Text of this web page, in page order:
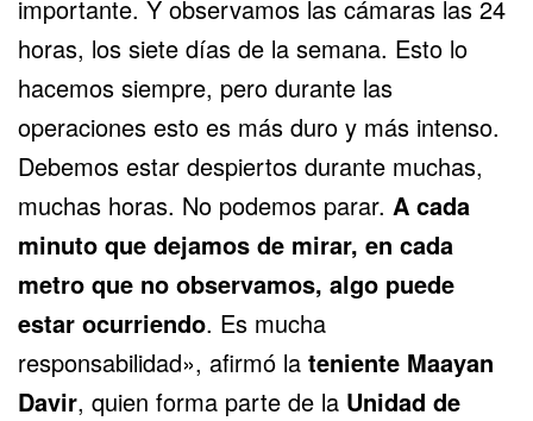
importante. Y observamos las cámaras las 24
horas, los siete días de la semana. Esto lo
hacemos siempre, pero durante las
operaciones esto es más duro y más intenso.
Debemos estar despiertos durante muchas,
muchas horas. No podemos parar. A cada
minuto que dejamos de mirar, en cada
metro que no observamos, algo puede
estar ocurriendo. Es mucha
responsabilidad», afirmó la teniente Maayan
Davir, quien forma parte de la Unidad de